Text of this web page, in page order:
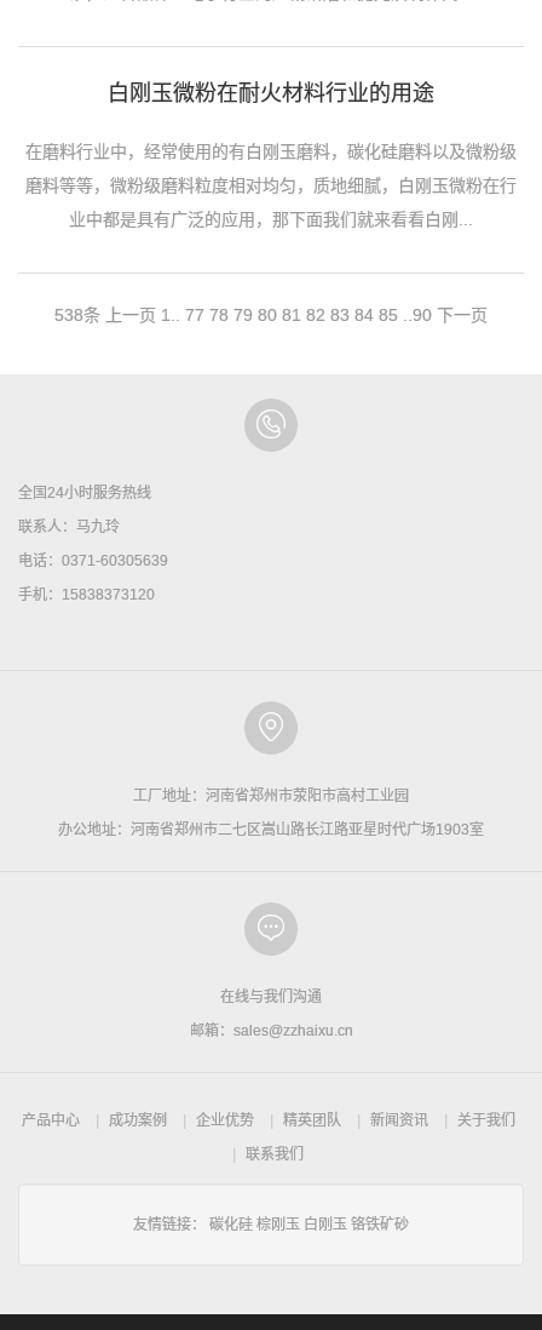
白刚玉微粉在耐火材料行业的用途
在磨料行业中，经常使用的有白刚玉磨料，碳化硅磨料以及微粉级
磨料等等，微粉级磨料粒度相对均匀，质地细腻，白刚玉微粉在行
业中都是具有广泛的应用，那下面我们就来看看白刚...
538条 上一页 1.. 77 78 79 80 81 82 83 84 85 ..90 下一页
全国24小时服务热线
联系人：马九玲
电话：0371-60305639
手机：15838373120
工厂地址：河南省郑州市荥阳市高村工业园
办公地址：河南省郑州市二七区嵩山路长江路亚星时代广场1903室
在线与我们沟通
邮箱：sales@zzhaixu.cn
产品中心 成功案例 企业优势 精英团队 新闻资讯
关于我们
联系我们
友情链接： 碳化硅 棕刚玉 白刚玉 铬铁矿砂